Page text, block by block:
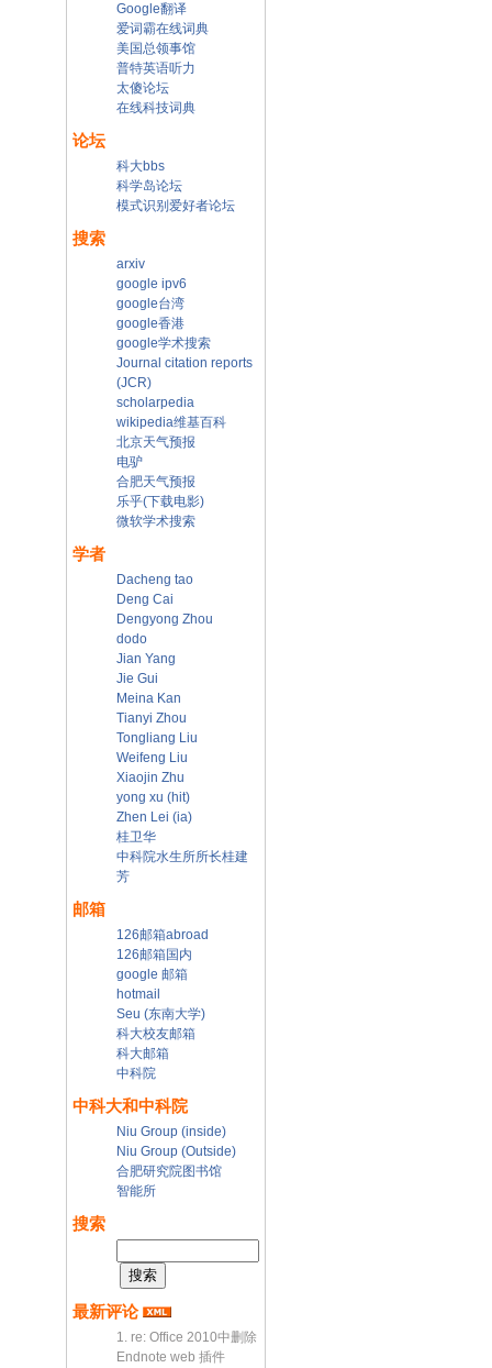
Google翻译
爱词霸在线词典
美国总领事馆
普特英语听力
太傻论坛
在线科技词典
论坛
科大bbs
科学岛论坛
模式识别爱好者论坛
搜索
arxiv
google ipv6
google台湾
google香港
google学术搜索
Journal citation reports
(JCR)
scholarpedia
wikipedia维基百科
北京天气预报
电驴
合肥天气预报
乐乎(下载电影)
微软学术搜索
学者
Dacheng tao
Deng Cai
Dengyong Zhou
dodo
Jian Yang
Jie Gui
Meina Kan
Tianyi Zhou
Tongliang Liu
Weifeng Liu
Xiaojin Zhu
yong xu (hit)
Zhen Lei (ia)
桂卫华
中科院水生所所长桂建
芳
邮箱
126邮箱abroad
126邮箱国内
google 邮箱
hotmail
Seu (东南大学)
科大校友邮箱
科大邮箱
中科院
中科大和中科院
Niu Group (inside)
Niu Group (Outside)
合肥研究院图书馆
智能所
搜索
最新评论
1. re: Office 2010中删除
Endnote web 插件